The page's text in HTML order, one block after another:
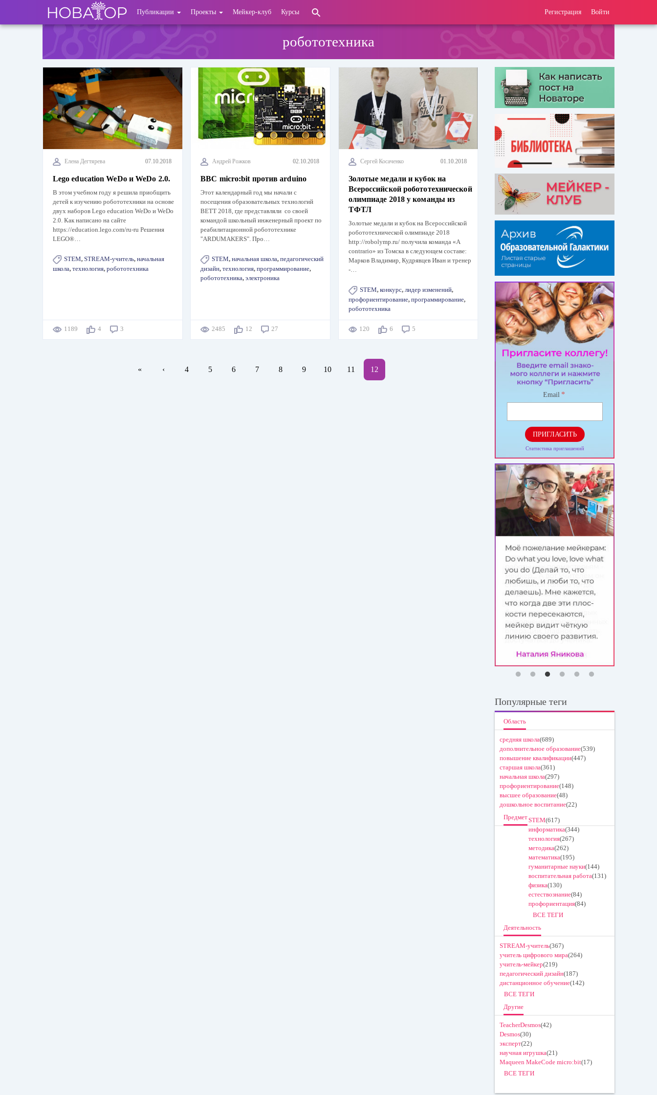
основному
User
account
Регистрация Войти
Публикации Проекты Мейкер-клуб Курсы
робототехника
Елена Дегтярева 07.10.2018
Lego education WeDo и WeDo 2.0.
В этом учебном году я решила приобщить
детей к изучению робототехники на основе
двух наборов Lego education WeDo и WeDo
2.0. Как написано на сайте
https://education.lego.com/ru-ru Решения
LEGO®…
STEM, STREAM-учитель, начальная
школа, технология, робототехника
1189 4 3
Андрей Рожков 02.10.2018
BBC micro:bit против arduino
Этот календарный год мы начали с
посещения образовательных технологий
BETT 2018, где представляли со своей
командой школьный инженерный проект по
реабилитационной робототехнике
"ARDUMAKERS". Про…
STEM,начальная школа,педагогический
дизайн,технология,программирование,
робототехника,электроника
2485 12 27
Сергей Косаченко 01.10.2018
Золотые медали и кубок на
Всероссийской робототехнической
олимпиаде 2018 у команды из
ТФТЛ
Золотые медали и кубок на Всероссийской
робототехнической олимпиаде 2018
http://robolymp.ru/ получила команда «A
contrario» из Томска в следующем составе:
Марков Владимир, Кудрявцев Иван и тренер
-…
STEM, конкурс, лидер изменений,
профориентирование, программирование,
робототехника
120 6 5
Первая
« ←
‹ Page
4 Page
5 Page
6 Page
7 Page
8 Page
9 Page
10 Page
11
Текущая
12
Email *
ПРИГЛАСИТЬ
Статистика приглашений
Популярные теги
Область
средняя школа(689)
дополнительное образование(539)
повышение квалификации(447)
старшая школа(361)
начальная школа(297)
профориентирование(148)
высшее образование(48)
дошкольное воспитание(22)
ПредметSTEM(617)
информатика(344)
технология(267)
методика(262)
математика(195)
гуманитарные науки(144)
воспитательная работа(131)
физика(130)
естествознание(84)
профориентация(84)
ВСЕ ТЕГИ
Деятельность
STREAM-учитель(367)
учитель цифрового мира(264)
учитель-мейкер(219)
педагогический дизайн(187)
дистанционное обучение(142)
ВСЕ ТЕГИ
Другие
TeacherDesmos(42)
Desmos(30)
эксперт(22)
научная игрушка(21)
Maqueen MakeCode micro:bit(17)
ВСЕ ТЕГИ